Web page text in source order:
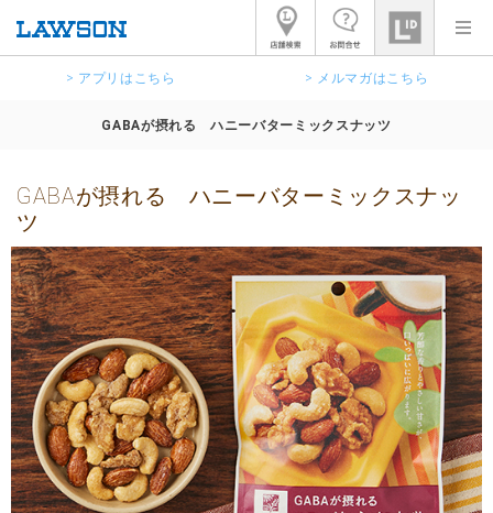
> アプリはこちら > メルマガはこちら
GABAが摂れる ハニーバターミックスナッツ
GABAが摂れる ハニーバターミックスナッ
ツ